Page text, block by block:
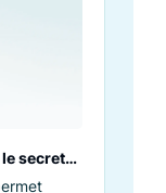
secret
et le